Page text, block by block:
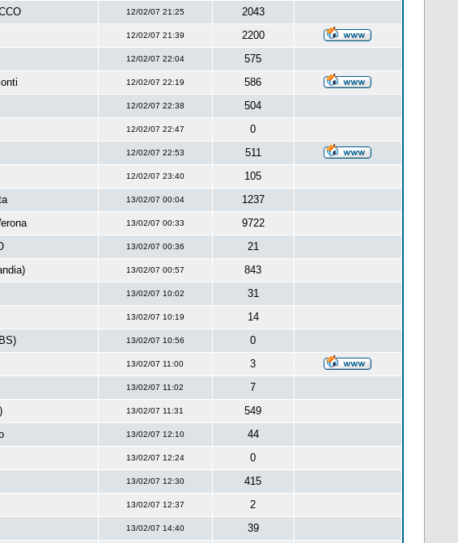
12/02/07 21:25
2043
12/02/07 21:39
2200
12/02/07 22:04
575
12/02/07 22:19
586
12/02/07 22:38
504
12/02/07 22:47
0
12/02/07 22:53
511
12/02/07 23:40
105
13/02/07 00:04
1237
13/02/07 00:33
9722
13/02/07 00:36
21
13/02/07 00:57
843
13/02/07 10:02
31
13/02/07 10:19
14
13/02/07 10:56
0
13/02/07 11:00
3
13/02/07 11:02
7
13/02/07 11:31
549
13/02/07 12:10
44
13/02/07 12:24
0
13/02/07 12:30
415
13/02/07 12:37
2
13/02/07 14:40
39